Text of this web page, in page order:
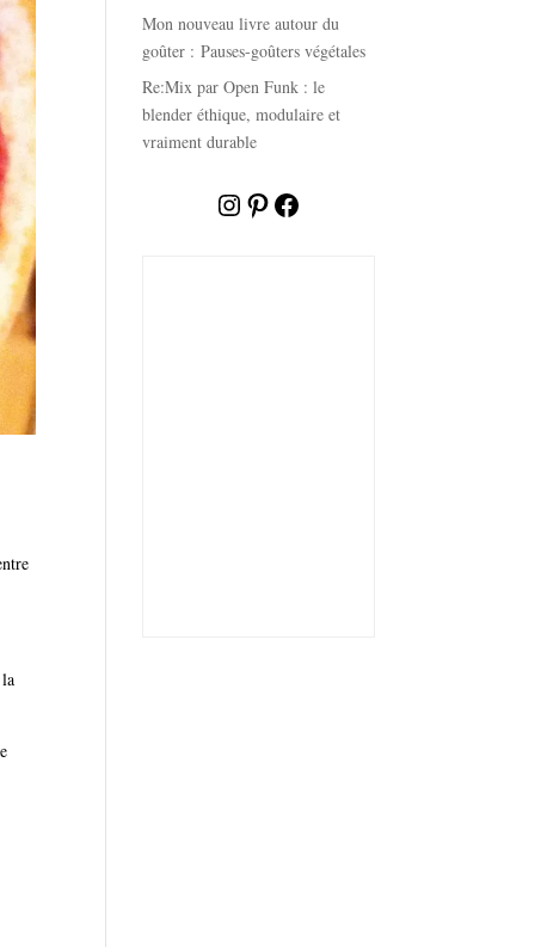
Mon nouveau livre autour du
goûter : Pauses-goûters végétales
Re:Mix par Open Funk : le
blender éthique, modulaire et
vraiment durable
Instagram
Pinterest
Facebook